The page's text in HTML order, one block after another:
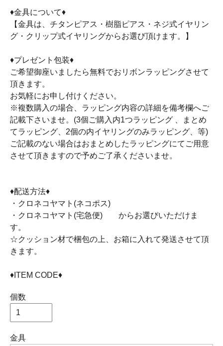
♦金具について♦
【金具は、チタンピアス・樹脂ピアス・ネジ式イヤリン
グ・クリップ式イヤリングからお選び頂けます。】
♦プレゼント包装♦
ご希望御座いましたら無料でおリボンラッピングさせて
頂きます。
お気軽にお申し付けください。
※複数購入の場合、ラッピング内容の詳細を備考欄へご
記載下さいませ。(3個ご購入内1つラッピング 、まとめ
てラッピング、2個の内イヤリングのみラッピング、等)
ご記載のない場合はおまとめしたラッピングにてご用意
させて頂きますので予めご了承くださいませ。
♦配送方法♦
・クロネコヤマト(ネコポス)
・クロネコヤマト(宅急便) からお選びいただけま
す。
☆クッション材で梱包の上、お箱に入れて発送させて頂
きます。
♦ITEM CODE♦
個数
金具